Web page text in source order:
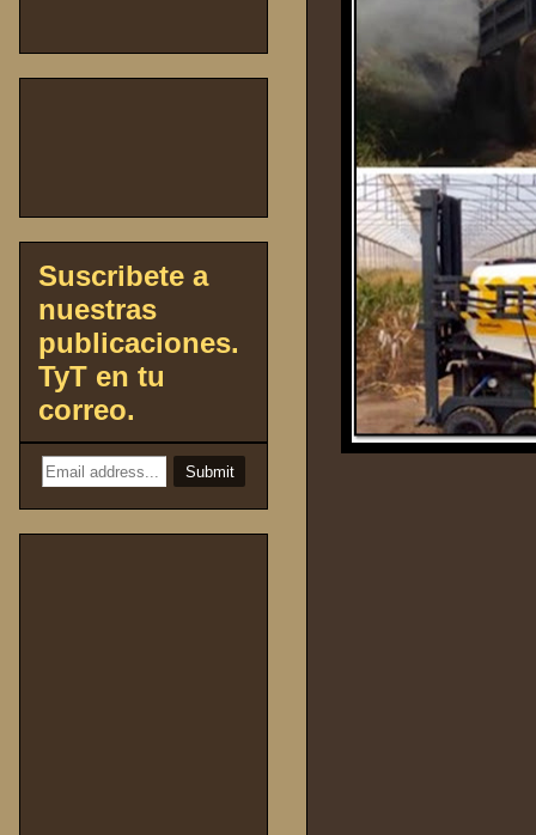
Suscribete a
nuestras
publicaciones.
TyT en tu
correo.